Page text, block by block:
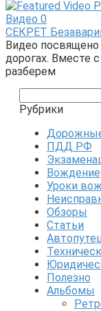
Видео 0
СЕКРЕТ
Видео посвящено
дорогах. Вместе
разберем
Рубрики
ПДД РФ
Вождение
Уроки
Обзоры
Статьи
Полезно
Альбомы